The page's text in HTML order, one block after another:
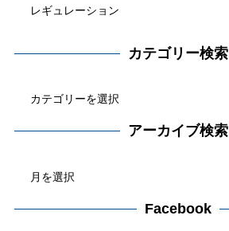
レギュレーション
カテゴリー検索
検
アーカイブ検索
カ
Facebook